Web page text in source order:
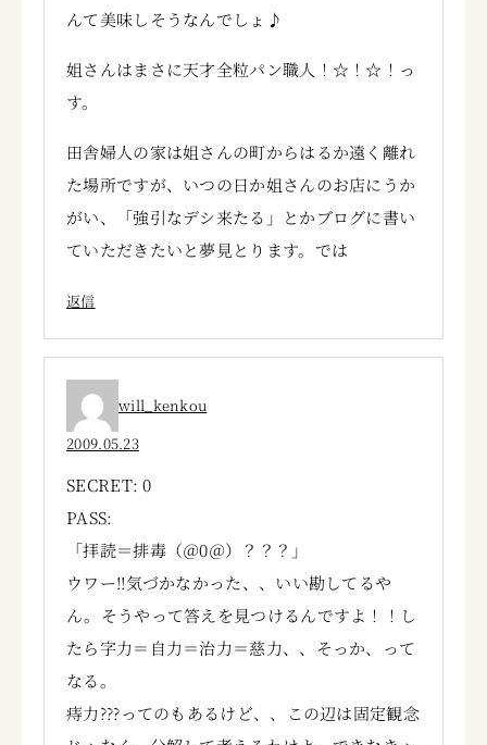
んて美味しそうなんでしょ♪
姐さんはまさに天才全粒パン職人！☆！☆！っ
す。
田舎婦人の家は姐さんの町からはるか遠く離れ
た場所ですが、いつの日か姐さんのお店にうか
がい、「強引なデシ来たる」とかブログに書い
ていただきたいと夢見とります。では
返信
will_kenkou
2009.05.23
SECRET: 0
PASS:
「拝読＝排毒（＠0＠）？？？」
ウワー!!気づかなかった、、いい勘してるや
ん。そうやって答えを見つけるんですよ！！し
たら字力＝自力＝治力＝慈力、、そっか、って
なる。
痔力???ってのもあるけど、、この辺は固定観念